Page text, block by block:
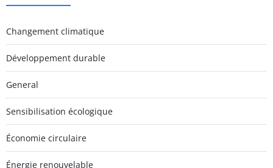
Changement climatique
Développement durable
General
Sensibilisation écologique
Économie circulaire
Énergie renouvelable